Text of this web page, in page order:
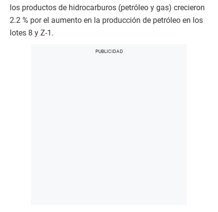
los productos de hidrocarburos (petróleo y gas) crecieron
2.2 % por el aumento en la producción de petróleo en los
lotes 8 y Z-1.